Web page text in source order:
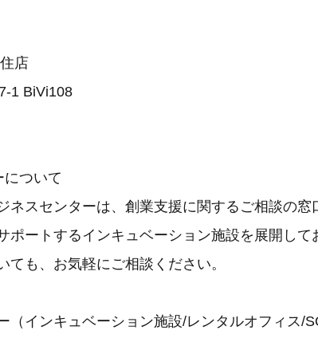
店
1 BiVi108
ついて
ネスセンターは、創業支援に関するご相談の窓
ポートするインキュベーション施設を展開して
ても、お気軽にご相談ください。
（インキュベーション施設/レンタルオフィス/